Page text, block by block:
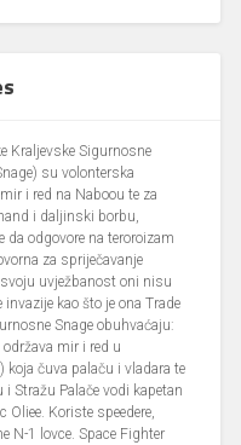
Kraljevske Sigurnosne
su volonterska
i red na Naboou te za
i daljinski borbu,
odgovore na teroroizam
za spriječavanje
uvježbanost oni nisu
kao što je ona Trade
Snage obuhvaćaju:
mir i red u
koja čuva palaču i vladara te
Stražu Palače vodi kapetan
Oliee. Koriste speedere,
N-1 lovce. Space Fighter